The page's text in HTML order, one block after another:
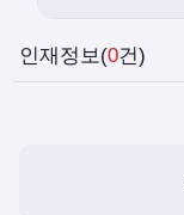
인재정보(0건)